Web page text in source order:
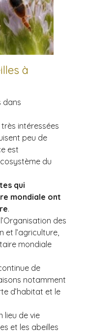
à
dans
intéressées
peu de
est
du
qui
mondiale ont
.
des
et l’agriculture,
mondiale
de
notamment
d’habitat et le
lieu de vie
et les abeilles